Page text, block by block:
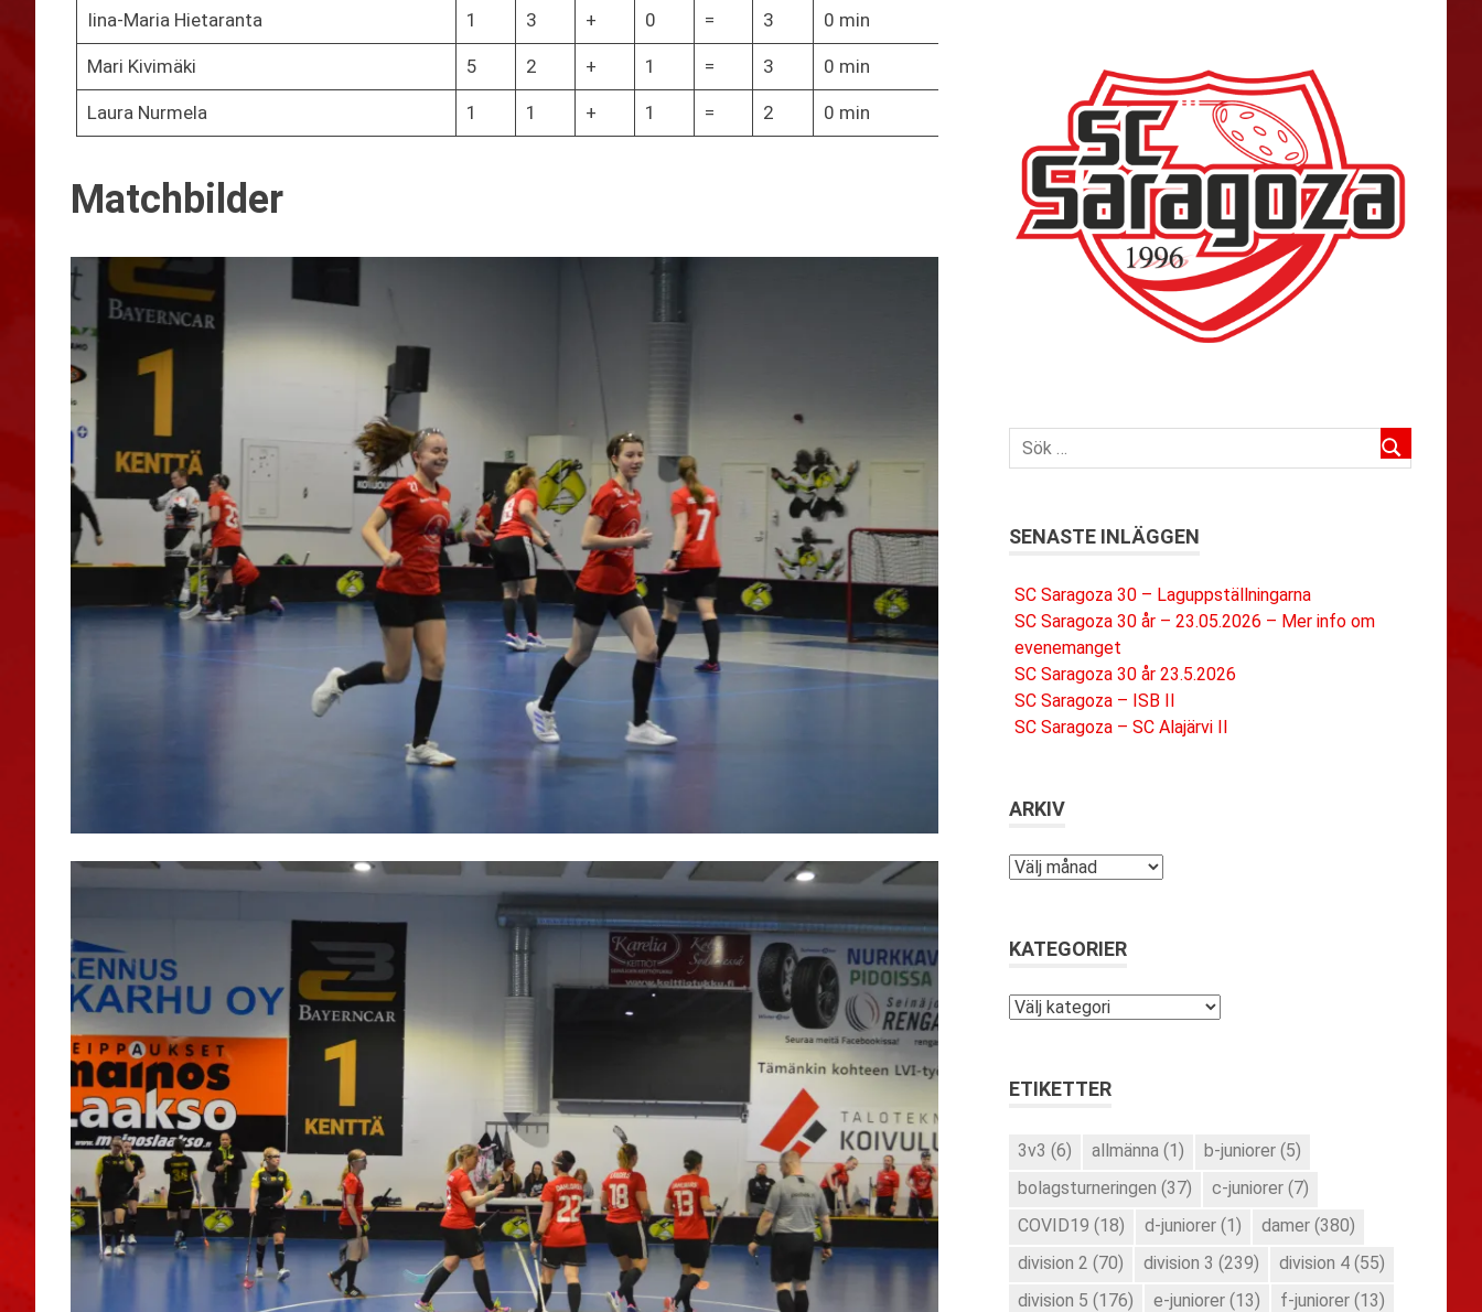
Iina-Maria Hietaranta 1 3 + 0 = 3 0 min
Mari Kivimäki 5 2 + 1 = 3 0 min
Laura Nurmela 1 1 + 1 = 2 0 min
Matchbilder
SENASTE INLÄGGEN
SC Saragoza 30 – Laguppställningarna
SC Saragoza 30 år – 23.05.2026 – Mer info om
evenemanget
SC Saragoza 30 år 23.5.2026
SC Saragoza – ISB II
SC Saragoza – SC Alajärvi II
ARKIV
Arkiv
KATEGORIER
Kategorier
ETIKETTER
3v3 (6) allmänna (1) b-juniorer (5)
bolagsturneringen (37) c-juniorer (7)
COVID19 (18) d-juniorer (1) damer (380)
division 2 (70) division 3 (239) division 4 (55)
division 5 (176) e-juniorer (13) f-juniorer (13)